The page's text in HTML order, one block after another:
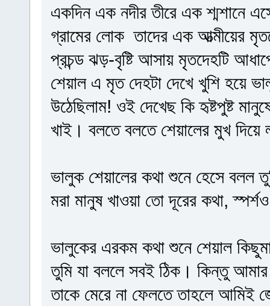
একদিন এক নদীর তীরে এক শ্মশানে
গ্রামের লোক তাদের এক আত্মীয়ের
প্রচন্ড ঝড়-বৃষ্টি আসায় মৃতদেহটি
শেয়াল এ মৃত দেহটা দেখে খুশি হয়ে
উঠেছিলাম! ওই দেখেছ কি হৃষ্টপুষ্ট
খাই। বলতে বলতে শেয়ালের মুখ
ভালুক শেয়ালের কথা শুনে হেসে বলল
মরা মানুষ খাওয়া তো দূরের কথা,
ভালুকের এরকম কথা শুনে শেয়াল
তুমি যা বললে সবই ঠিক। কিন্তু আমার
তাকে মেরে না ফেলতে তাহলে আমিই